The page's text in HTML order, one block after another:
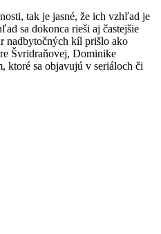
tak je jasné, že ich vzhľad je
sa dokonca rieši aj častejšie
nadbytočných kíl prišlo ako
Švridraňovej, Dominike
ktoré sa objavujú v seriáloch či